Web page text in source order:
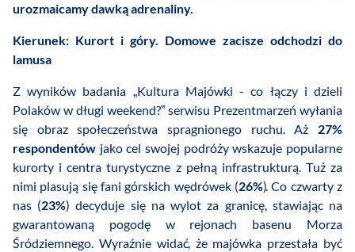
urozmaicamy dawką adrenaliny.
Kierunek: Kurort i góry. Domowe zacisze odchodzi do
lamusa
Z wyników badania „Kultura Majówki - co łączy i dzieli
Polaków w długi weekend?” serwisu Prezentmarzeń wyłania
się obraz społeczeństwa spragnionego ruchu. Aż 27%
respondentów jako cel swojej podróży wskazuje popularne
kurorty i centra turystyczne z pełną infrastrukturą. Tuż za
nimi plasują się fani górskich wędrówek (26%). Co czwarty z
nas (23%) decyduje się na wylot za granicę, stawiając na
gwarantowaną pogodę w rejonach basenu Morza
Śródziemnego. Wyraźnie widać, że majówka przestała być